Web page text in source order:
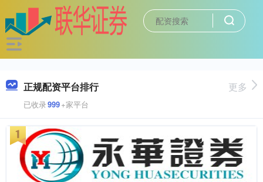
正规配资平台排行
已收录999+家平台
更多